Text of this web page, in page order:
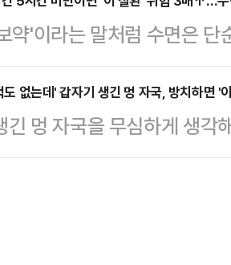
않았다는 사실을 듣게 됐다
루하루를 버티는 상황에서
걱…
져온다. 기초대사량은 휴식
에너지로, 호흡·심장박동
에 쓰인다.요요 현상은 주
근육량 감소와 기초대사량
발생한다.미국 캘…
약'이라는 말처럼 수면은
요소다. 충분한 수면은 삶의
한다.전문가들은 수면이 건
없다고 말한다. 숙면을 취하
을 받는다. 특히 수면 중에
도 없는데' 갑자기 생긴 멍 자국, 방치하면
긴 멍 자국을 무심하게 생각
통 강한 충격을 받아 피부